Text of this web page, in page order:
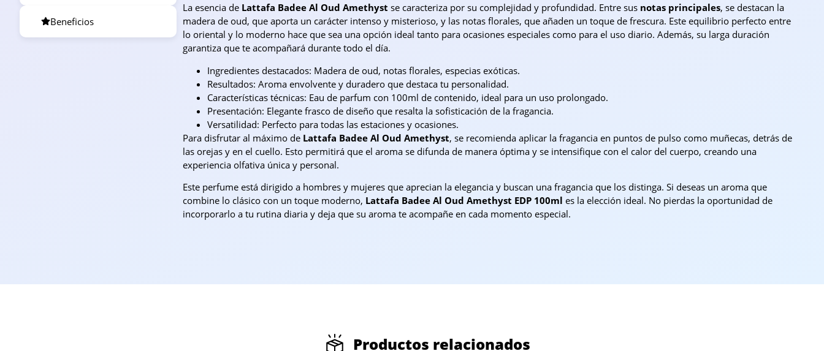
Beneficios
La esencia de Lattafa Badee Al Oud Amethyst se caracteriza por su complejidad y profundidad. Entre sus notas principales, se destacan la
madera de oud, que aporta un carácter intenso y misterioso, y las notas florales, que añaden un toque de frescura. Este equilibrio perfecto entre
lo oriental y lo moderno hace que sea una opción ideal tanto para ocasiones especiales como para el uso diario. Además, su larga duración
garantiza que te acompañará durante todo el día.
Ingredientes destacados: Madera de oud, notas florales, especias exóticas.
Resultados: Aroma envolvente y duradero que destaca tu personalidad.
Características técnicas: Eau de parfum con 100ml de contenido, ideal para un uso prolongado.
Presentación: Elegante frasco de diseño que resalta la sofisticación de la fragancia.
Versatilidad: Perfecto para todas las estaciones y ocasiones.
Para disfrutar al máximo de Lattafa Badee Al Oud Amethyst, se recomienda aplicar la fragancia en puntos de pulso como muñecas, detrás de
las orejas y en el cuello. Esto permitirá que el aroma se difunda de manera óptima y se intensifique con el calor del cuerpo, creando una
experiencia olfativa única y personal.
Este perfume está dirigido a hombres y mujeres que aprecian la elegancia y buscan una fragancia que los distinga. Si deseas un aroma que
combine lo clásico con un toque moderno, Lattafa Badee Al Oud Amethyst EDP 100ml es la elección ideal. No pierdas la oportunidad de
incorporarlo a tu rutina diaria y deja que su aroma te acompañe en cada momento especial.
Productos relacionados